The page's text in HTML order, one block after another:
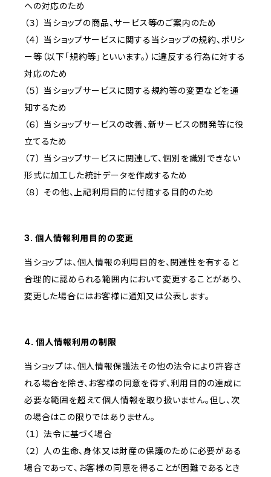
への対応のため
（３） 当ショップの商品、サービス等のご案内のため
（４） 当ショップサービスに関する当ショップの規約、ポリシ
ー等（以下「規約等」といいます。）に違反する行為に対する
対応のため
（５） 当ショップサービスに関する規約等の変更などを通
知するため
（６） 当ショップサービスの改善、新サービスの開発等に役
立てるため
（７） 当ショップサービスに関連して、個別を識別できない
形式に加工した統計データを作成するため
（８） その他、上記利用目的に付随する目的のため
3. 個人情報利用目的の変更
当ショップは、個人情報の利用目的を、関連性を有すると
合理的に認められる範囲内において変更することがあり、
変更した場合にはお客様に通知又は公表します。
4. 個人情報利用の制限
当ショップは、個人情報保護法その他の法令により許容さ
れる場合を除き、お客様の同意を得ず、利用目的の達成に
必要な範囲を超えて個人情報を取り扱いません。但し、次
の場合はこの限りではありません。
（１） 法令に基づく場合
（２） 人の生命、身体又は財産の保護のために必要がある
場合であって、お客様の同意を得ることが困難であるとき